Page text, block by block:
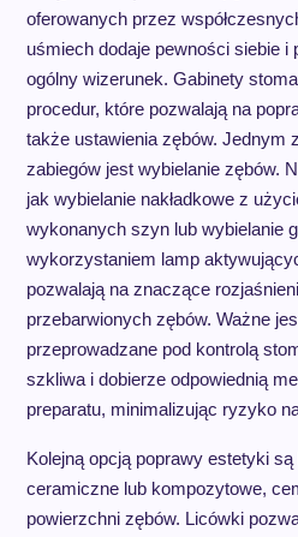
oferowanych przez
uśmiech dodaje pewności siebie i
ogólny wizerunek. Gabinety
procedur, które pozwalają na
także ustawienia zębów. Jednym
zabiegów jest wybielanie zębów.
jak wybielanie nakładkowe z
wykonanych szyn lub wybielanie
wykorzystaniem lamp
pozwalają na znaczące
przebarwionych zębów. Ważne
przeprowadzane pod kontrolą
szkliwa i dobierze odpowiednią
preparatu, minimalizując ryzyko
Kolejną opcją poprawy estetyki
ceramiczne lub kompozytowe,
powierzchni zębów. Licówki